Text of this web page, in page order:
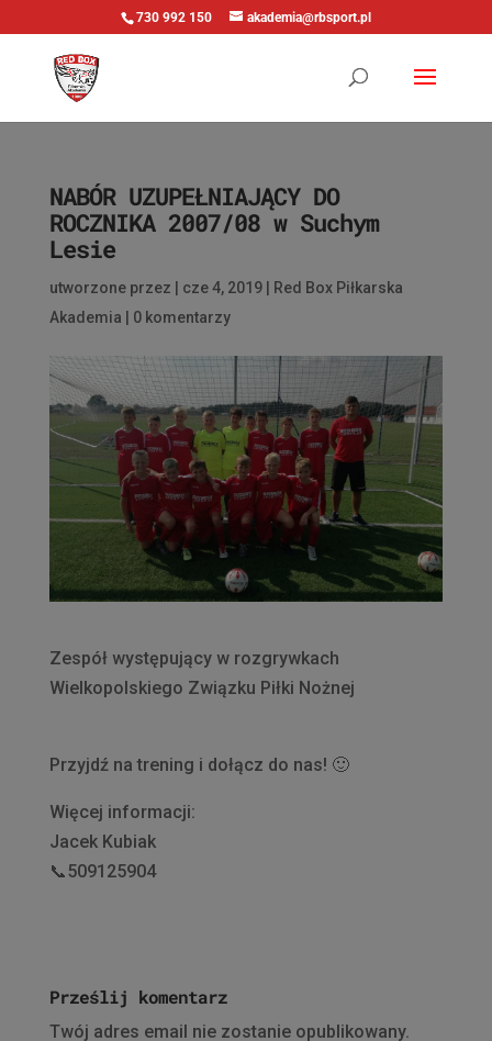
730 992 150 akademia@rbsport.pl
NABÓR UZUPEŁNIAJĄCY DO
ROCZNIKA 2007/08 w Suchym
Lesie
utworzone przez cze 4, 2019|
Red Box Piłkarska
Akademia
0 komentarzy
Zespół występujący w rozgrywkach
Wielkopolskiego Związku Piłki Nożnej
Przyjdź na trening i dołącz do nas! 🙂
Więcej informacji:
Jacek Kubiak
📞509125904
Prześlij komentarz
Twój adres email nie zostanie opublikowany.